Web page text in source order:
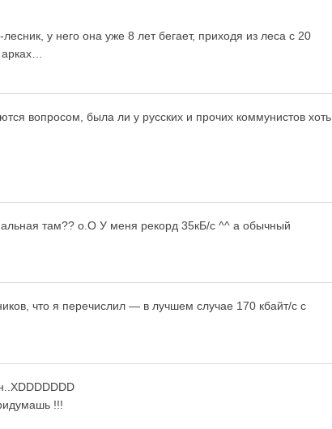
у него она уже 8 лет бегает, приходя из леса с 20
арках…
вопросом, была ли у русских и прочих коммунистов хоть
там?? о.О У меня рекорд 35кБ/с ^^ а обычный
что я перечислил — в лучшем случае 170 кбайт/с с
!!!